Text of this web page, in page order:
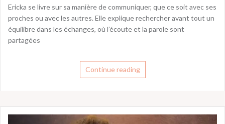
Ericka se livre sur sa manière de communiquer, que ce soit avec ses
proches ou avec les autres. Elle explique rechercher avant tout un
équilibre dans les échanges, où l’écoute et la parole sont
partagées
Continue reading